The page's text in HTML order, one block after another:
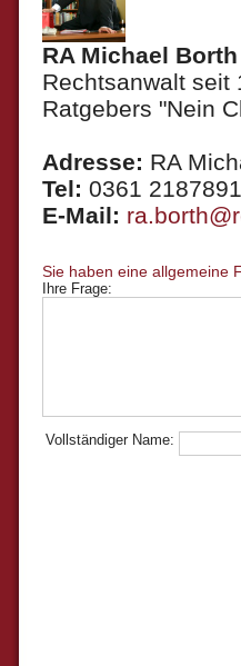
RA Michael Borth
Rechtsanwalt seit
Ratgebers "Nein
Adresse: RA
Tel: 0361
E-Mail:
Ihre Frage:
Vollständiger Name: